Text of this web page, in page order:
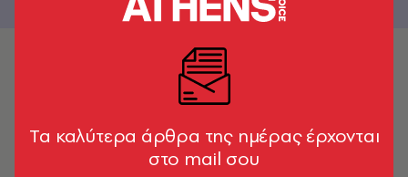
Tα καλύτερα άρθρα της ημέρας έρχονται
στο mail σου